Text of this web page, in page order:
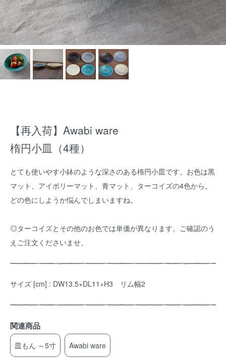
【再入荷】Awabi ware
楕円小皿（4種）
とても使いやす小鉢のような深さのある楕円小皿です。お色は黒
マット、アイボリーマット、青マット、ターコイズの4色から。
どの色にしようか悩んでしまいますね。
◎ターコイズとその他のお色では単価が異なります。ご確認のう
えご注文くださいませ。
サイズ [cm] : DW13.5×DL11×H3 リム幅2
関連商品
皿もん ～5寸 Awabi ware